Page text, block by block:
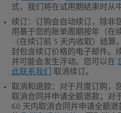
式，我们将在试用期结束时从
续订
：订购会自动续订，除非
用基于您的账单周期按年（在
（在续订前 5 天内收取）结
封包含续订价格的电子邮件。
并可能会发生浮动。您可以在
此联系我们
取消续订。
取消和退款 ：对于月度订购，
取消合同并申请全额退款；对
60 天内取消合同并申请全额退